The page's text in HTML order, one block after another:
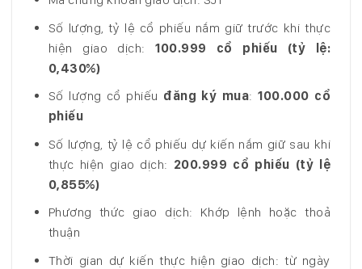
Số lượng, tỷ lệ cổ phiếu nắm giữ trước khi thực
hiện giao dịch:100.999 cổ phiếu (tỷ lệ:
0,430%)
Số lượng cổ phiếu đăng ký mua: 100.000 cổ
phiếu
Số lượng, tỷ lệ cổ phiếu dự kiến nắm giữ sau khi
thực hiện giao dịch: 200.999 cổ phiếu (tỷ lệ
0,855%)
Phương thức giao dịch: Khớp lệnh hoặc thoả
thuận
Thời gian dự kiến thực hiện giao dịch: từ ngày